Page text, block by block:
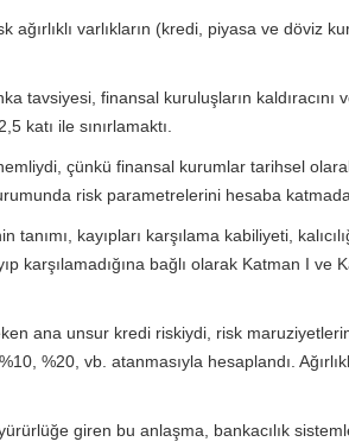
ağırlıklı varlıkların (kredi, piyasa ve döviz
tavsiyesi, finansal kuruluşların kaldıracını
katı ile sınırlamaktı.
çünkü finansal kurumlar tarihsel
risk parametrelerini hesaba
tanımı, kayıpları karşılama kabiliyeti,
karşılamadığına bağlı olarak Katman I ve
ana unsur kredi riskiydi, risk
%20, vb. atanmasıyla hesaplandı.
giren bu anlaşma, bankacılık